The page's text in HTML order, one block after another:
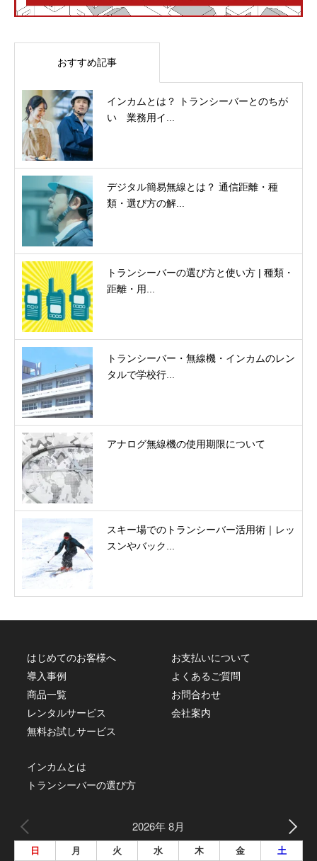
おすすめ記事
インカムとは？ トランシーバーとのちが
い 業務用イ...
デジタル簡易無線とは？ 通信距離・種
類・選び方の解...
トランシーバーの選び方と使い方 | 種類・
距離・用...
トランシーバー・無線機・インカムのレン
タルで学校行...
アナログ無線機の使用期限について
スキー場でのトランシーバー活用術｜レッ
スンやバック...
はじめてのお客様へ
導入事例
商品一覧
レンタルサービス
無料お試しサービス
お支払いについて
よくあるご質問
お問合わせ
会社案内
インカムとは
トランシーバーの選び方
2026年 8月
日 月 火 水 木 金 土